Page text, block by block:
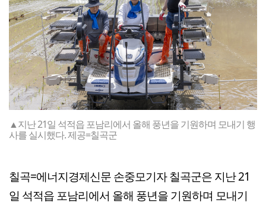
▲지난 21일 석적읍 포남리에서 올해 풍년을 기원하며 모내기 행
사를 실시했다. 제공=칠곡군
칠곡=에너지경제신문 손중모기자 칠곡군은 지난 21
일 석적읍 포남리에서 올해 풍년을 기원하며 모내기